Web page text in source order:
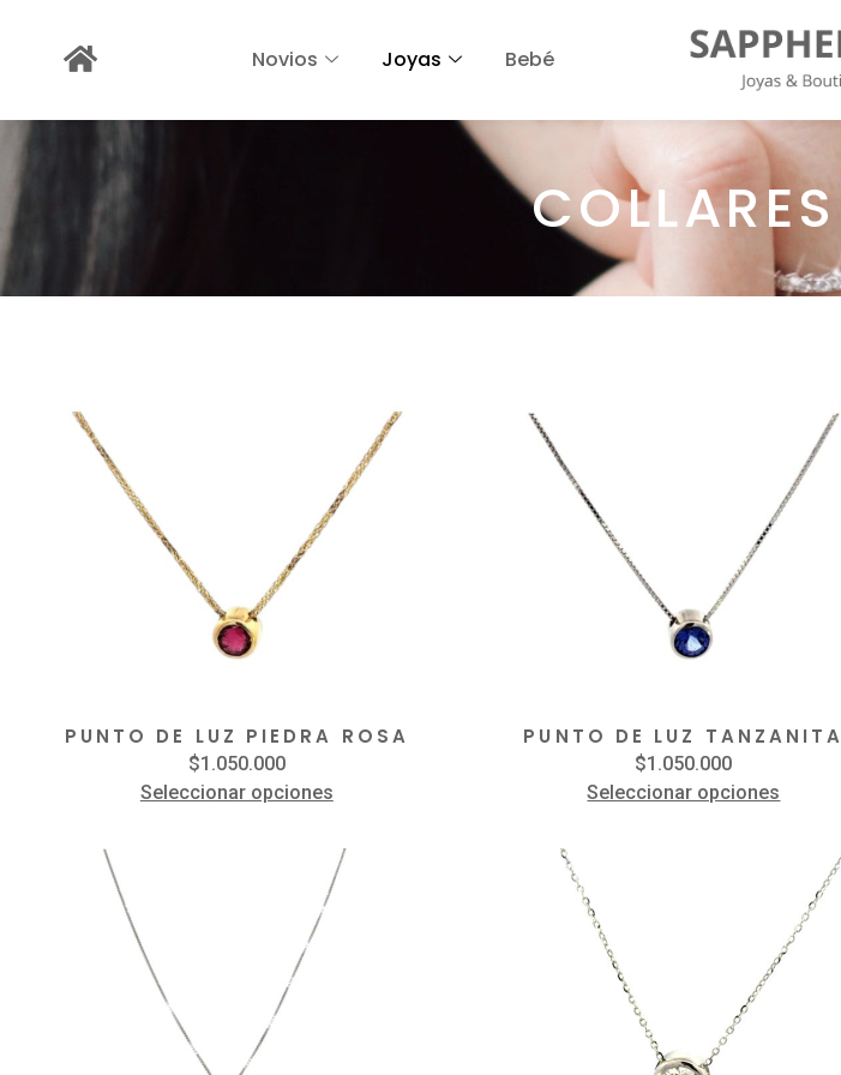
Novios Joyas Bebé
COLLARES
PUNTO DE LUZ PIEDRA ROSA
$1.050.000
Seleccionar opciones
PUNTO DE LUZ TANZANITA
$1.050.000
Seleccionar opciones